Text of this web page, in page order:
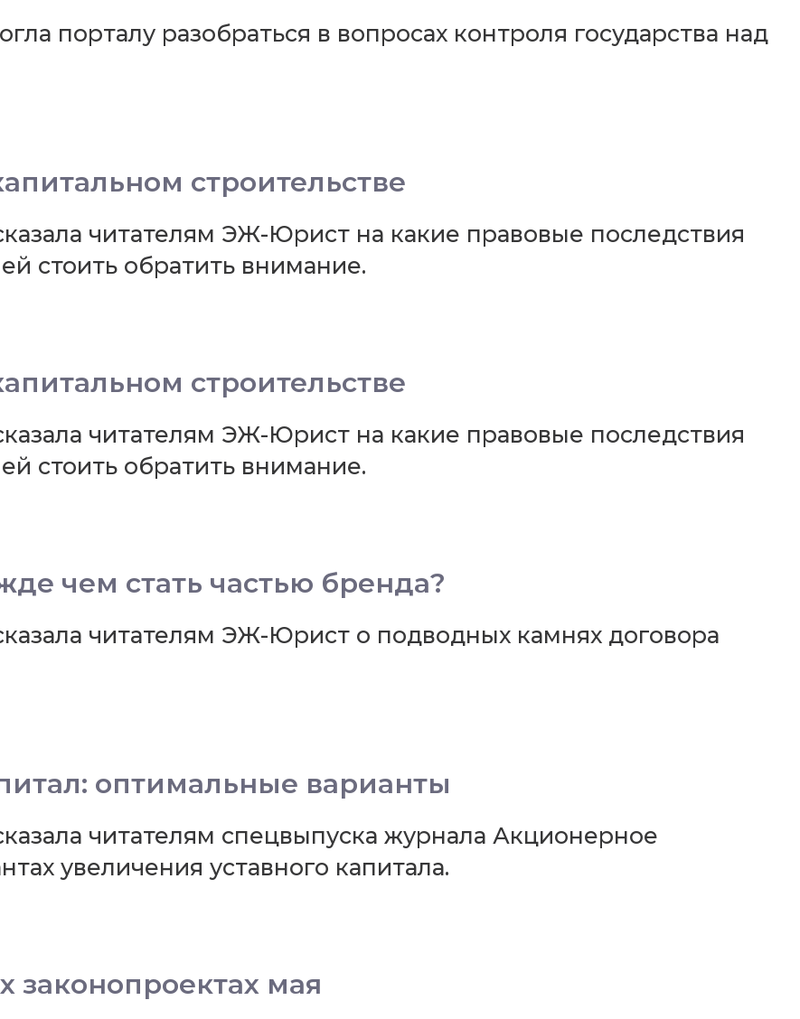
порталу разобраться в вопросах контроля государства над
строительстве
читателям ЭЖ-Юрист на какие правовые последствия
стоить обратить внимание.
строительстве
читателям ЭЖ-Юрист на какие правовые последствия
стоить обратить внимание.
чем стать частью бренда?
читателям ЭЖ-Юрист о подводных камнях договора
оптимальные варианты
читателям спецвыпуска журнала Акционерное
увеличения уставного капитала.
мая